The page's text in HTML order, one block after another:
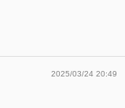
2025/03/24 20:49